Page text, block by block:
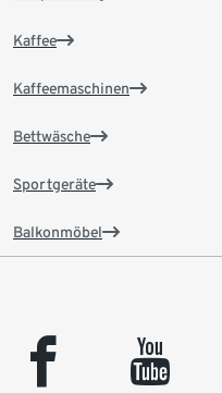
Kaffee
Kaffeemaschinen
Bettwäsche
Sportgeräte
Balkonmöbel
facebook youtube